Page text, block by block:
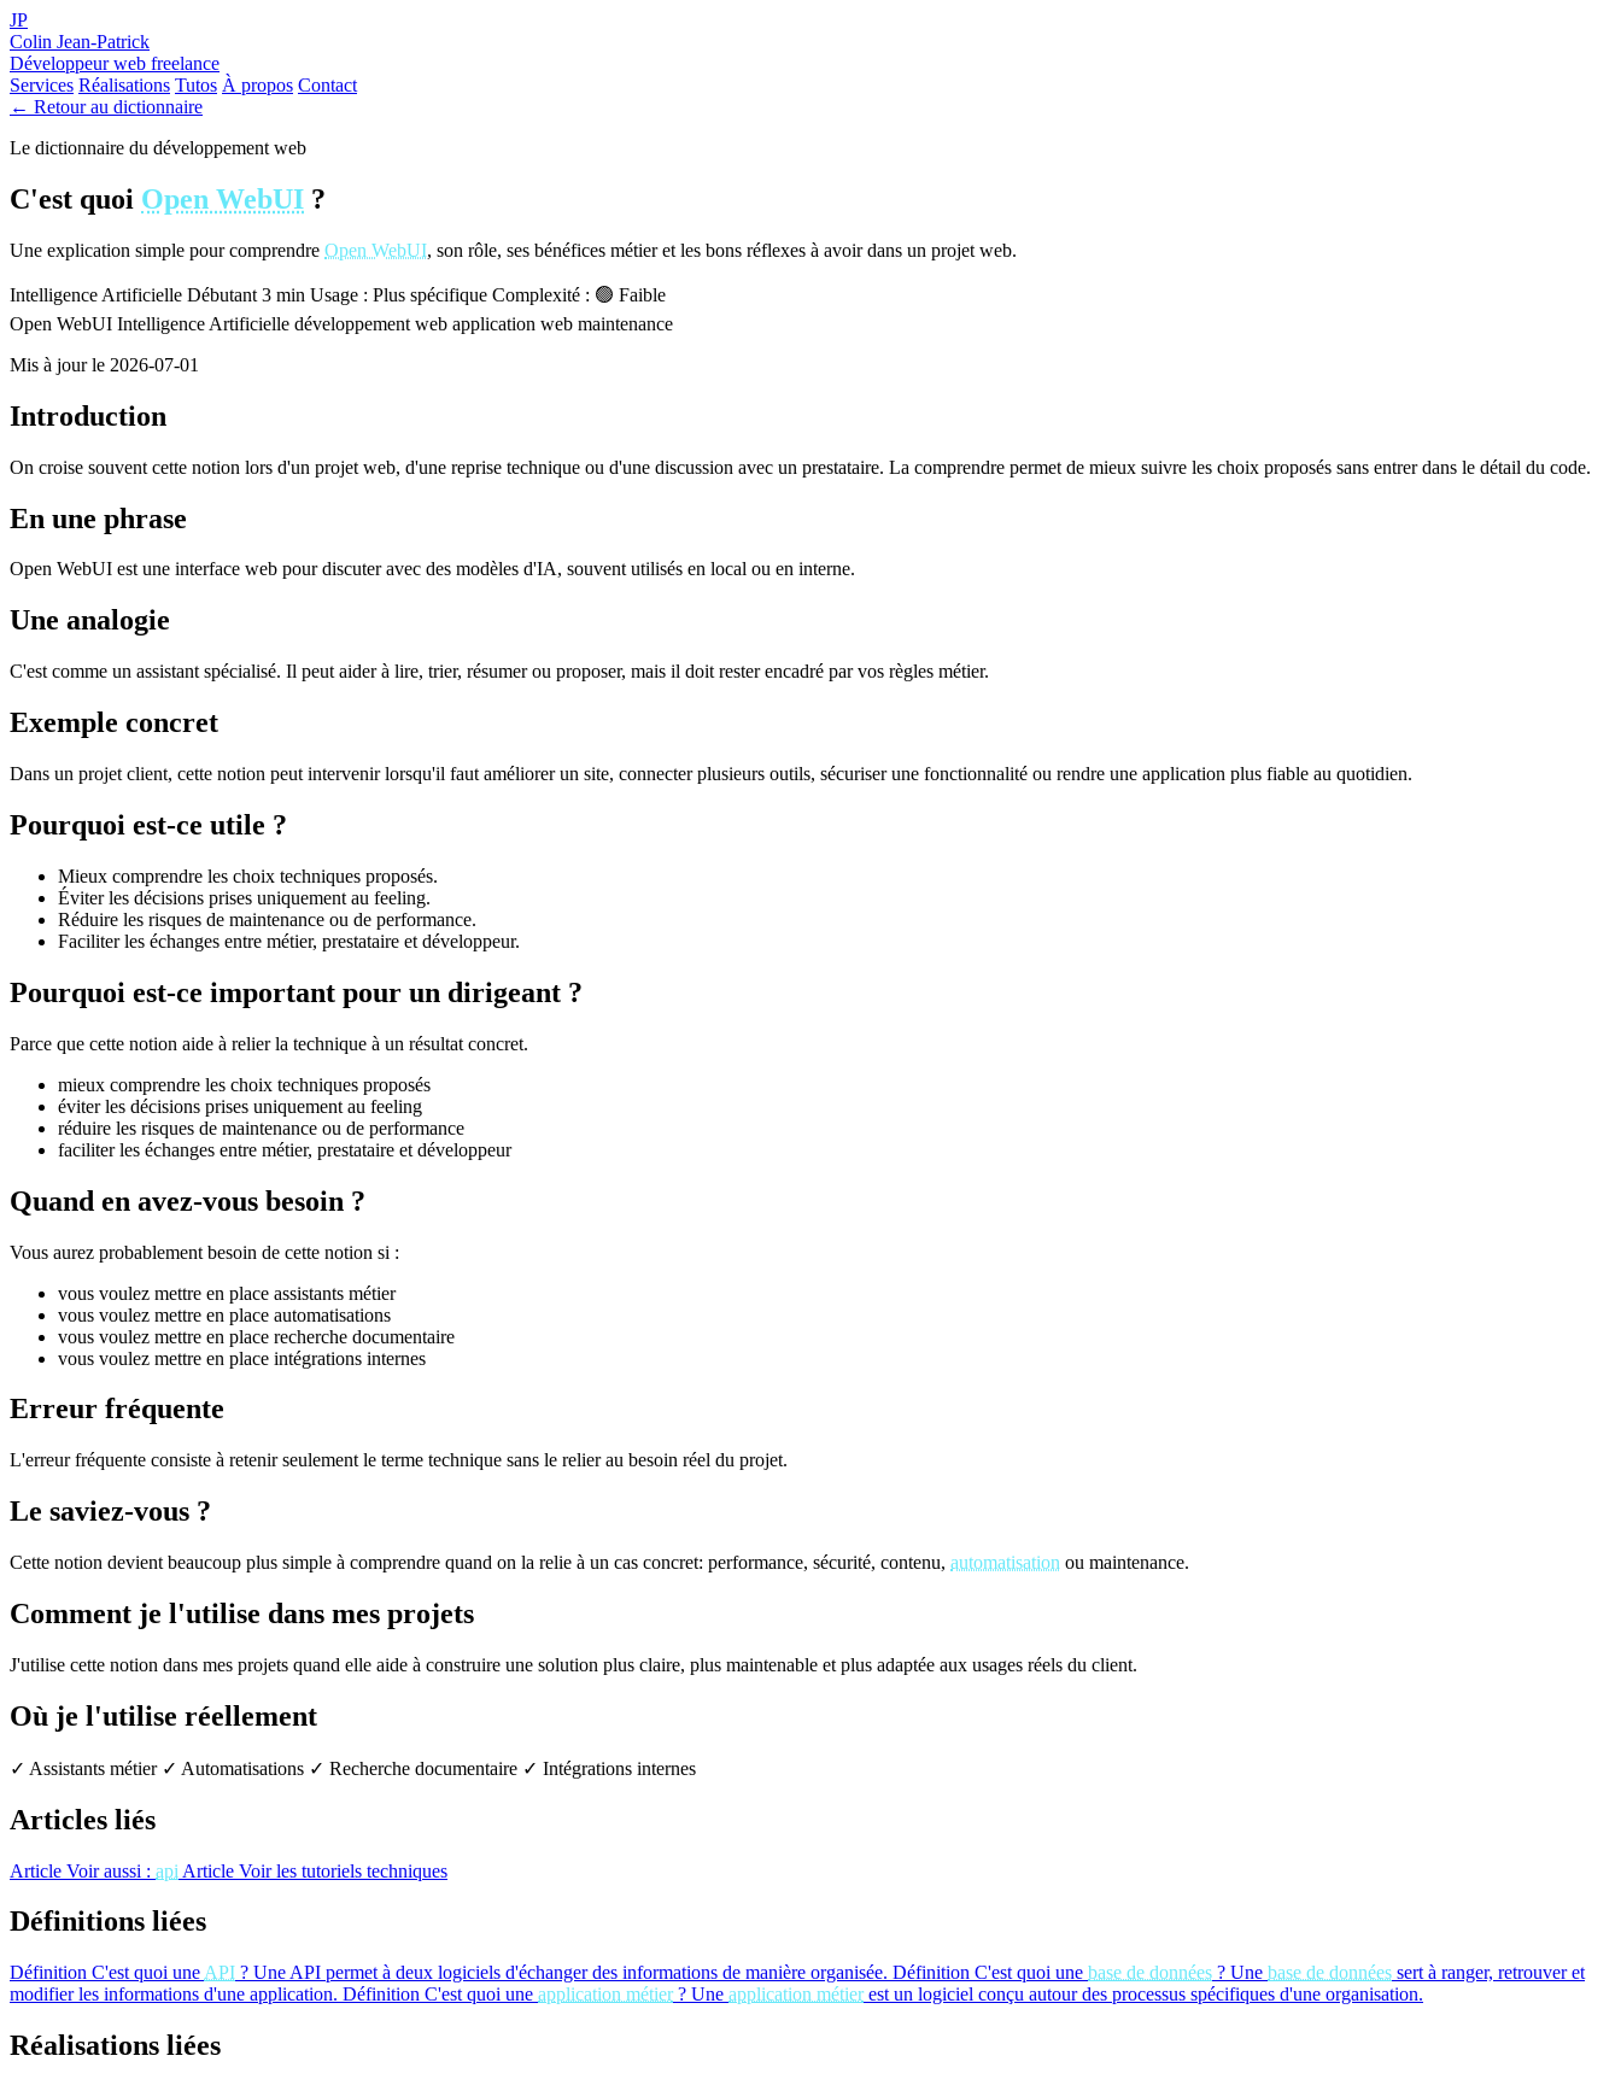
JP
Colin Jean-Patrick
Développeur web freelance
Services Réalisations Tutos À propos Contact
← Retour au dictionnaire
Le dictionnaire du développement web
C'est quoi Open WebUI ?
Une explication simple pour comprendre Open WebUI, son rôle, ses bénéfices métier et les bons réflexes à avoir dans un projet web.
Intelligence Artificielle Débutant 3 min Usage : Plus spécifique Complexité : 🟢 Faible
Open WebUI Intelligence Artificielle développement web application web maintenance
Mis à jour le 2026-07-01
Introduction
On croise souvent cette notion lors d'un projet web, d'une reprise technique ou d'une discussion avec un prestataire. La comprendre permet de mieux suivre les choix proposés sans entrer dans le détail du code.
En une phrase
Open WebUI est une interface web pour discuter avec des modèles d'IA, souvent utilisés en local ou en interne.
Une analogie
C'est comme un assistant spécialisé. Il peut aider à lire, trier, résumer ou proposer, mais il doit rester encadré par vos règles métier.
Exemple concret
Dans un projet client, cette notion peut intervenir lorsqu'il faut améliorer un site, connecter plusieurs outils, sécuriser une fonctionnalité ou rendre une application plus fiable au quotidien.
Pourquoi est-ce utile ?
Mieux comprendre les choix techniques proposés.
Éviter les décisions prises uniquement au feeling.
Réduire les risques de maintenance ou de performance.
Faciliter les échanges entre métier, prestataire et développeur.
Pourquoi est-ce important pour un dirigeant ?
Parce que cette notion aide à relier la technique à un résultat concret.
mieux comprendre les choix techniques proposés
éviter les décisions prises uniquement au feeling
réduire les risques de maintenance ou de performance
faciliter les échanges entre métier, prestataire et développeur
Quand en avez-vous besoin ?
Vous aurez probablement besoin de cette notion si :
vous voulez mettre en place assistants métier
vous voulez mettre en place automatisations
vous voulez mettre en place recherche documentaire
vous voulez mettre en place intégrations internes
Erreur fréquente
L'erreur fréquente consiste à retenir seulement le terme technique sans le relier au besoin réel du projet.
Le saviez-vous ?
Cette notion devient beaucoup plus simple à comprendre quand on la relie à un cas concret: performance, sécurité, contenu, automatisation ou maintenance.
Comment je l'utilise dans mes projets
J'utilise cette notion dans mes projets quand elle aide à construire une solution plus claire, plus maintenable et plus adaptée aux usages réels du client.
Où je l'utilise réellement
✓ Assistants métier ✓ Automatisations ✓ Recherche documentaire ✓ Intégrations internes
Articles liés
Article Voir aussi : api Article Voir les tutoriels techniques
Définitions liées
Définition C'est quoi une API ? Une API permet à deux logiciels d'échanger des informations de manière organisée. Définition C'est quoi une base de données ? Une base de données sert à ranger, retrouver et
modifier les informations d'une application. Définition C'est quoi une application métier? Une application métierest un logiciel conçu autour des processus spécifiques d'une organisation.
Réalisations liées